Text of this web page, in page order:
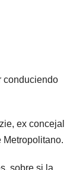
conduciendo
ex concejal
Metropolitano.
sobre si la